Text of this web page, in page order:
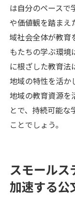
は自分のペースで
や価値観を踏まえ
域社会全体が教育
もたちの学ぶ環境
に根ざした教育法
地域の特性を活か
地域の教育資源を
とで、持続可能
ことでしょう。
スモールス
加速する公